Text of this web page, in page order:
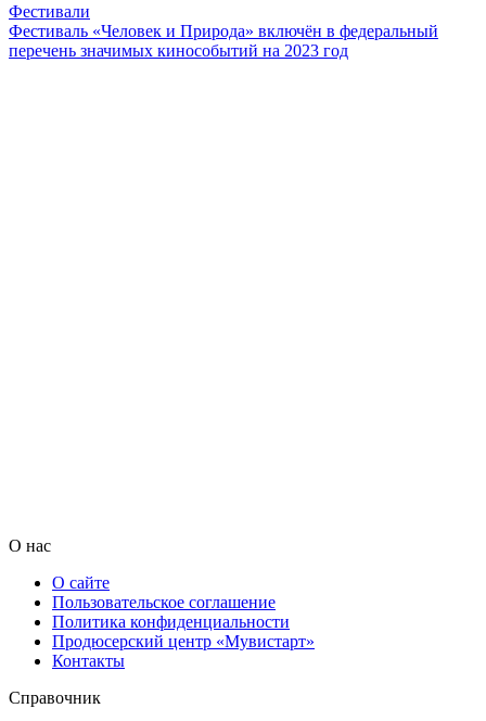
Фестивали
Фестиваль «Человек и Природа» включён в федеральный
перечень значимых кинособытий на 2023 год
О нас
О сайте
Пользовательское соглашение
Политика конфиденциальности
Продюсерский центр «Мувистарт»
Контакты
Справочник